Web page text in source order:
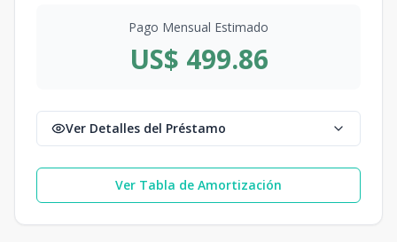
Pago Mensual Estimado
US$ 499.86
Ver Detalles del Préstamo
Ver Tabla de Amortización